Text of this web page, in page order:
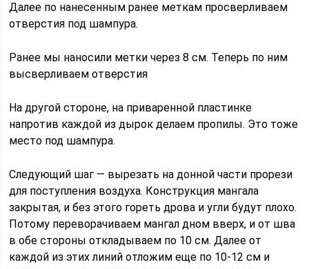
Далее по нанесенным ранее меткам просверливаем
отверстия под шампура.
Ранее мы наносили метки через 8 см. Теперь по ним
высверливаем отверстия
На другой стороне, на приваренной пластинке
напротив каждой из дырок делаем пропилы. Это тоже
место под шампура.
Следующий шаг — вырезать на донной части прорези
для поступления воздуха. Конструкция мангала
закрытая, и без этого гореть дрова и угли будут плохо.
Потому переворачиваем мангал дном вверх, и от шва
в обе стороны откладываем по 10 см. Далее от
каждой из этих линий отложим еще по 10-12 см и